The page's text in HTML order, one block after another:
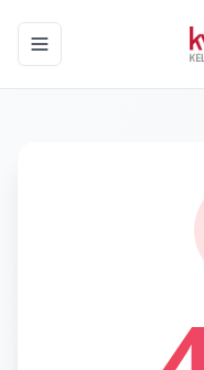
Toggle navigation